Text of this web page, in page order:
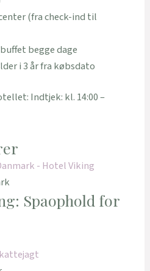
(fra check-ind til
begge dage
i 3 år fra købsdato
Indtjek: kl. 14:00 –
Spaophold for